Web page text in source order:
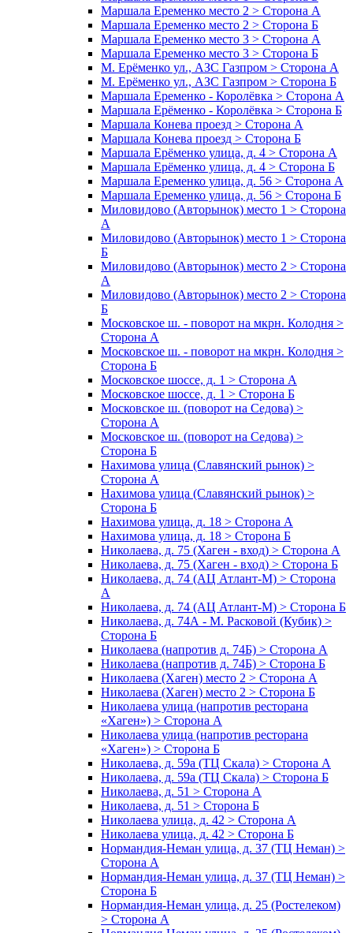
Маршала Еременко место 2 > Сторона А
Маршала Еременко место 2 > Сторона Б
Маршала Еременко место 3 > Сторона А
Маршала Еременко место 3 > Сторона Б
М. Ерёменко ул., АЗС Газпром > Сторона А
М. Ерёменко ул., АЗС Газпром > Сторона Б
Маршала Еременко - Королёвка > Сторона А
Маршала Ерёменко - Королёвка > Сторона Б
Маршала Конева проезд > Сторона А
Маршала Конева проезд > Сторона Б
Маршала Ерёменко улица, д. 4 > Сторона А
Маршала Ерёменко улица, д. 4 > Сторона Б
Маршала Еременко улица, д. 56 > Сторона А
Маршала Еременко улица, д. 56 > Сторона Б
Миловидово (Авторынок) место 1 > Сторона
А
Миловидово (Авторынок) место 1 > Сторона
Б
Миловидово (Авторынок) место 2 > Сторона
А
Миловидово (Авторынок) место 2 > Сторона
Б
Московское ш. - поворот на мкрн. Колодня >
Сторона А
Московское ш. - поворот на мкрн. Колодня >
Сторона Б
Московское шоссе, д. 1 > Сторона А
Московское шоссе, д. 1 > Сторона Б
Московское ш. (поворот на Седова) >
Сторона А
Московское ш. (поворот на Седова) >
Сторона Б
Нахимова улица (Славянский рынок) >
Сторона А
Нахимова улица (Славянский рынок) >
Сторона Б
Нахимова улица, д. 18 > Сторона А
Нахимова улица, д. 18 > Сторона Б
Николаева, д. 75 (Хаген - вход) > Сторона А
Николаева, д. 75 (Хаген - вход) > Сторона Б
Николаева, д. 74 (АЦ Атлант-М) > Сторона
А
Николаева, д. 74 (АЦ Атлант-М) > Сторона Б
Николаева, д. 74А - М. Расковой (Кубик) >
Сторона Б
Николаева (напротив д. 74Б) > Сторона А
Николаева (напротив д. 74Б) > Сторона Б
Николаева (Хаген) место 2 > Сторона А
Николаева (Хаген) место 2 > Сторона Б
Николаева улица (напротив ресторана
«Хаген») > Сторона А
Николаева улица (напротив ресторана
«Хаген») > Сторона Б
Николаева, д. 59а (ТЦ Скала) > Сторона А
Николаева, д. 59а (ТЦ Скала) > Сторона Б
Николаева, д. 51 > Сторона А
Николаева, д. 51 > Сторона Б
Николаева улица, д. 42 > Сторона А
Николаева улица, д. 42 > Сторона Б
Нормандия-Неман улица, д. 37 (ТЦ Неман) >
Сторона А
Нормандия-Неман улица, д. 37 (ТЦ Неман) >
Сторона Б
Нормандия-Неман улица, д. 25 (Ростелеком)
> Сторона А